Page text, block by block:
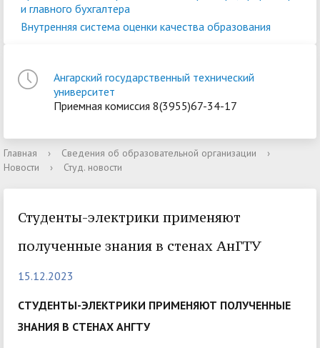
и главного бухгалтера
Внутренняя система оценки качества образования
Ангарский государственный технический
университет
Приемная комиссия 8(3955)67-34-17
Главная › Сведения об образовательной организации
›
Новости
› Студ. новости
Студенты-электрики применяют
полученные знания в стенах АнГТУ
15.12.2023
СТУДЕНТЫ-ЭЛЕКТРИКИ ПРИМЕНЯЮТ ПОЛУЧЕННЫЕ
ЗНАНИЯ В СТЕНАХ АНГТУ